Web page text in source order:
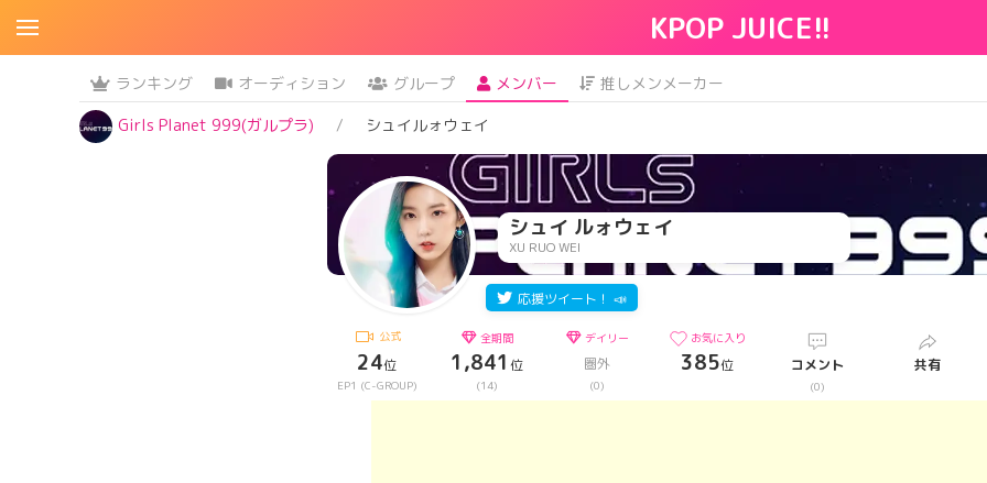
KPOP JUICE!!
ランキング オーディション グループ メンバー
推しメンメーカー
Girls Planet 999(ガルプラ)
シュイルォウェイ
シュイ ルォウェイ
XU RUO WEI
応援ツイート！ 📣
公式
24位
EP1 (C-GROUP)
全期間
1,841 位
(14)
デイリー
圏外
(0)
お気に入り
385位 コメント
(0)
共有